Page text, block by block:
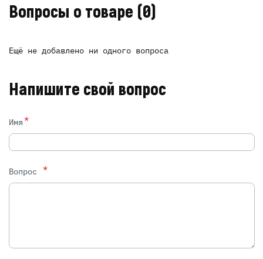
Вопросы о товаре (0)
Ещё не добавлено ни одного вопроса
Напишите свой вопрос
Имя*
Вопрос *